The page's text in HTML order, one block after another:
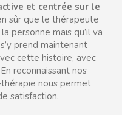
et centrée sur le
sûr que le thérapeute
personne mais qu’il va
prend maintenant
cette histoire, avec
reconnaissant nos
nous permet
satisfaction.